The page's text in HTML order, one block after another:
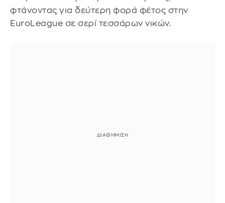
φτάνοντας για δεύτερη φορά φέτος στην
EuroLeague σε σερί τεσσάρων νικών.